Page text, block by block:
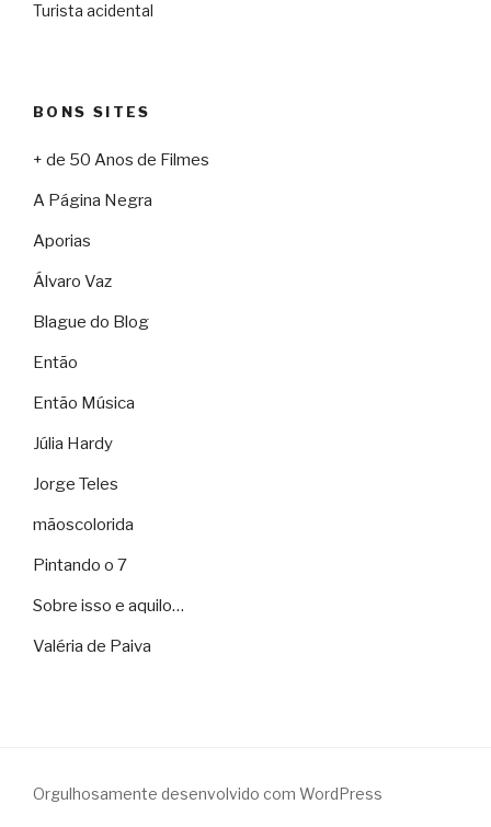
Turista acidental
BONS SITES
+ de 50 Anos de Filmes
A Página Negra
Aporias
Álvaro Vaz
Blague do Blog
Então
Então Música
Júlia Hardy
Jorge Teles
mãoscolorida
Pintando o 7
Sobre isso e aquilo…
Valéria de Paiva
Orgulhosamente desenvolvido com WordPress